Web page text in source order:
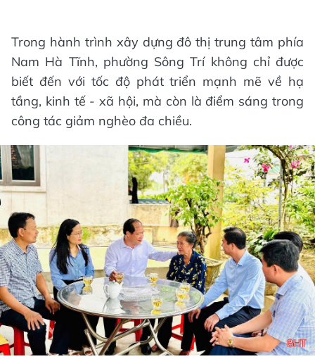
Trong hành trình xây dựng đô thị trung tâm phía
Nam Hà Tĩnh, phường Sông Trí không chỉ được
biết đến với tốc độ phát triển mạnh mẽ về hạ
tầng, kinh tế - xã hội, mà còn là điểm sáng trong
công tác giảm nghèo đa chiều.